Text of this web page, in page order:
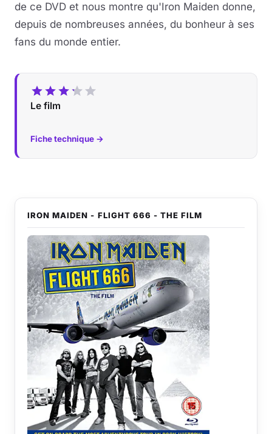
de ce DVD et nous montre qu'Iron Maiden donne,
depuis de nombreuses années, du bonheur à ses
fans du monde entier.
Le film
Fiche technique →
IRON MAIDEN - FLIGHT 666 - THE FILM